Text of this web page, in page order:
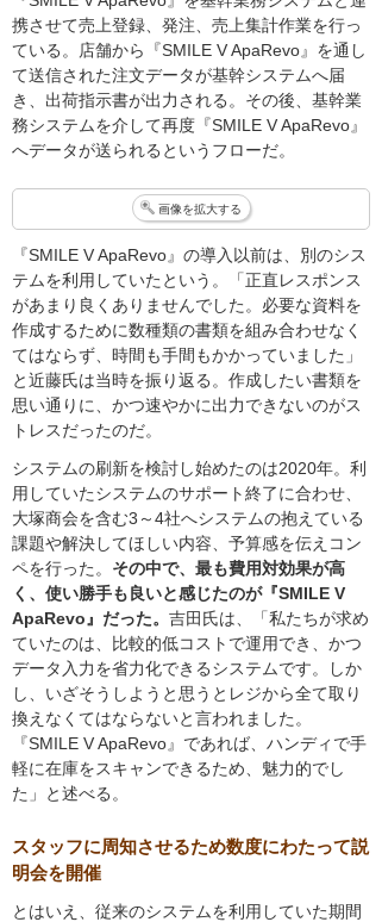
携させて売上登録、発注、売上集計作業を行っ
ている。店舗から『SMILE V ApaRevo』を通し
て送信された注文データが基幹システムへ届
き、出荷指示書が出力される。その後、基幹業
務システムを介して再度『SMILE V ApaRevo』
へデータが送られるというフローだ。
画像を拡大する
『SMILE V ApaRevo』の導入以前は、別のシス
テムを利用していたという。「正直レスポンス
があまり良くありませんでした。必要な資料を
作成するために数種類の書類を組み合わせなく
てはならず、時間も手間もかかっていました」
と近藤氏は当時を振り返る。作成したい書類を
思い通りに、かつ速やかに出力できないのがス
トレスだったのだ。
システムの刷新を検討し始めたのは2020年。利
用していたシステムのサポート終了に合わせ、
大塚商会を含む3～4社へシステムの抱えている
課題や解決してほしい内容、予算感を伝えコン
ペを行った。 その中で、最も費用対効果が高
く、使い勝手も良いと感じたのが『SMILE V
ApaRevo』だった。 吉田氏は、「私たちが求め
ていたのは、比較的低コストで運用でき、かつ
データ入力を省力化できるシステムです。しか
し、いざそうしようと思うとレジから全て取り
換えなくてはならないと言われました。
『SMILE V ApaRevo』であれば、ハンディで手
軽に在庫をスキャンできるため、魅力的でし
た」と述べる。
スタッフに周知させるため数度にわたって説
明会を開催
とはいえ、従来のシステムを利用していた期間